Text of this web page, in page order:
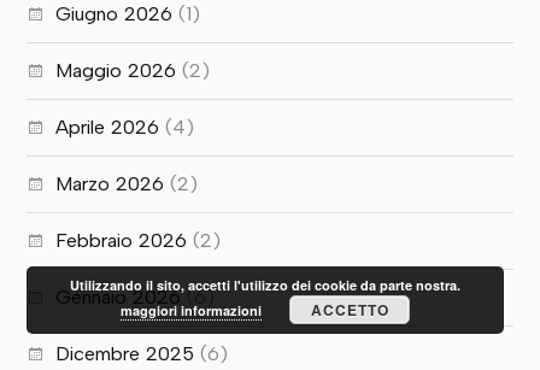
Giugno 2026 (1)
Maggio 2026 (2)
Aprile 2026 (4)
Marzo 2026 (2)
Febbraio 2026 (2)
Gennaio 2026(6)
Dicembre 2025 (6)
Utilizzando il sito, accetti l'utilizzo dei cookie da parte nostra.
maggiori informazioni
ACCETTO